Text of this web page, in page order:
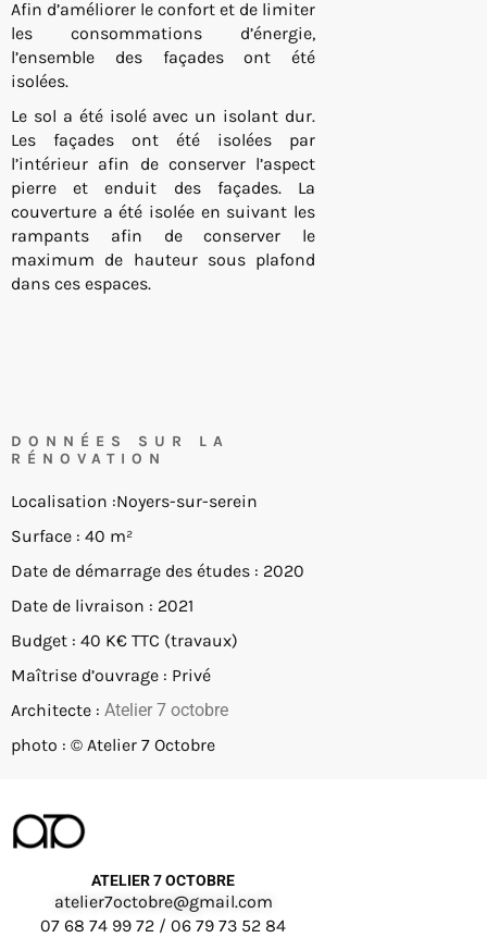
Afin d’améliorer le confort et de limiter
les consommations d’énergie,
l’ensemble des façades ont été
isolées.
Le sol a été isolé avec un isolant dur.
Les façades ont été isolées par
l’intérieur afin de conserver l’aspect
pierre et enduit des façades. La
couverture a été isolée en suivant les
rampants afin de conserver le
maximum de hauteur sous plafond
dans ces espaces.
DONNÉES SUR LA
RÉNOVATION
Localisation :Noyers-sur-serein
Surface : 40 m²
Date de démarrage des études : 2020
Date de livraison : 2021
Budget : 40 K€ TTC (travaux)
Maîtrise d’ouvrage : Privé
Architecte : Atelier 7 octobre
photo : © Atelier 7 Octobre
ATELIER 7 OCTOBRE
atelier7octobre@gmail.com
07 68 74 99 72 / 06 79 73 52 84